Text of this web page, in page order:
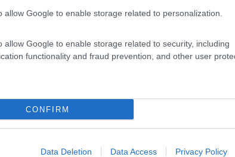
allow Google to enable storage related to personalization.
allow Google to enable storage related to security, including
functionality and fraud prevention, and other user
CONFIRM
Data Deletion Data Access Privacy Policy
organizzare e fare un tratto di strada assieme ti
o campeggi?